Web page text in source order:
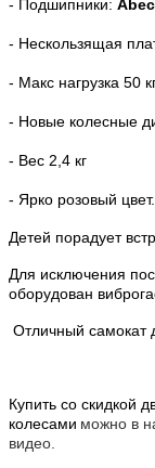
- Подшипники:
- Нескользящая
- Макс нагрузка 50
- Новые колесные
- Вес 2,4 кг
- Ярко розовый цвет.
Детей порадует
Для исключения
оборудован
Отличный самокат
Купить со скидкой
колесами можно в
видео.